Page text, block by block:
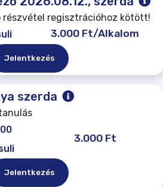
részvétel regisztrációhoz kötött!
3.000 Ft/Alkalom
Jelentkezés
szerda
3.000 Ft
Jelentkezés